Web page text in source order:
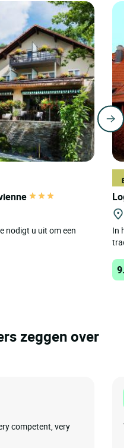
nodigt u uit om een
In
zeggen over
competent, very